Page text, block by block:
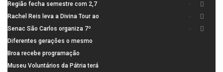
Região fecha semestre com 2,7
mil novosempregos e retoma
saldo positivo em junho
Rachel Reis leva a Divina Tour ao
interior de São Paulo com shows
inéditos em São Carlos e Jundiaí
Senac São Carlos organiza 7º
Fórum Internacional Senac de
Educadores com debates sobre
pensamento crítico, leitura e
Diferentes gerações o mesmo
amor: pais do Saae contam como
a paternidade transformou suas
Broa recebe programação
esportiva com corrida, vela e
Museu Voluntários da Pátria terá